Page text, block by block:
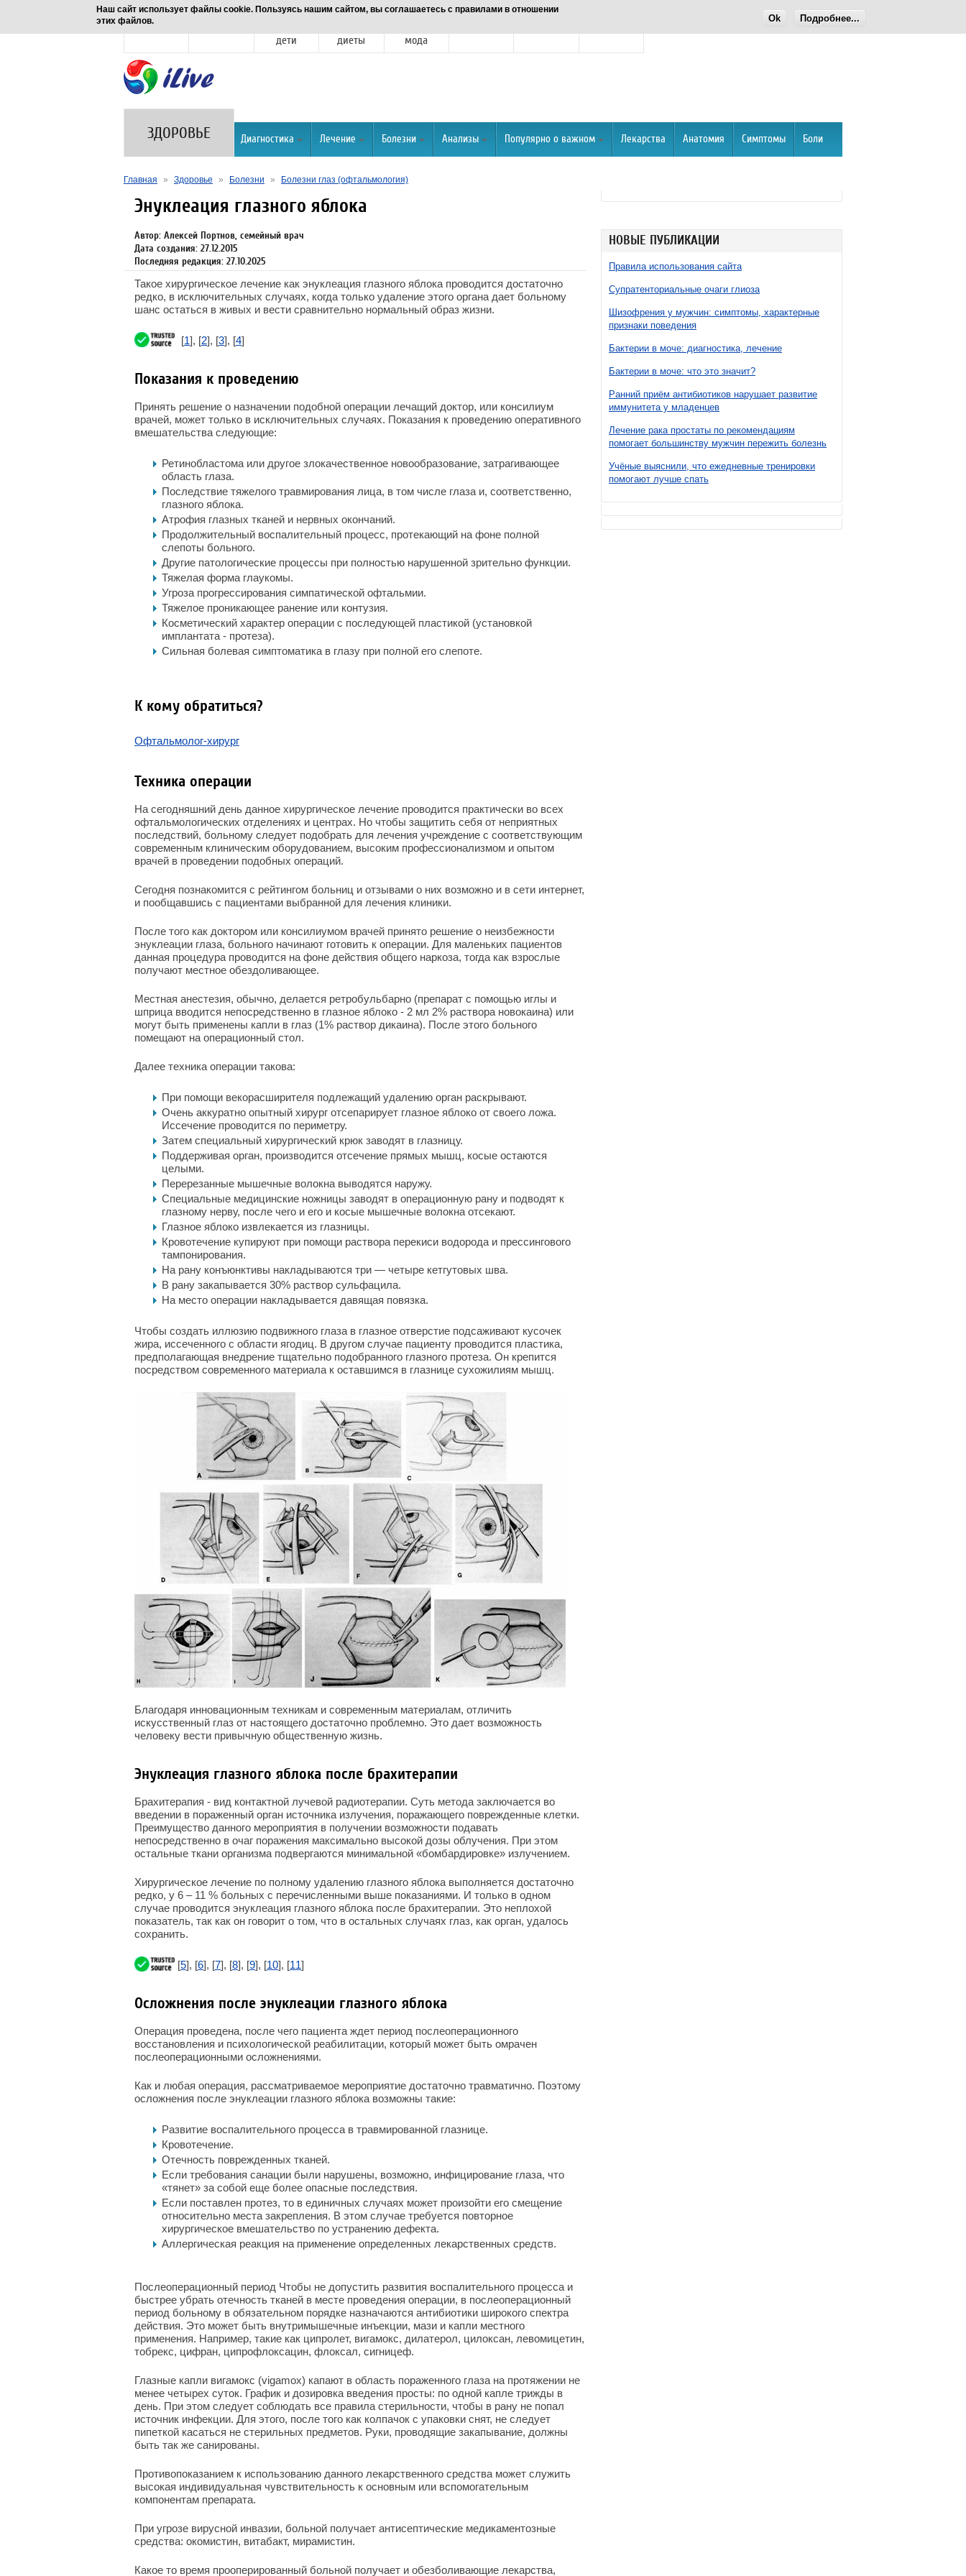
Наш сайт использует файлы cookie. Пользуясь нашим сайтом, вы соглашаетесь с правилами в отношении
этих файлов.
Ok Подробнее...
Новости
дети
диеты
мода
ЗДОРОВЬЕ Диагностика Лечение Болезни Анализы Популярно о важном Лекарства Анатомия Симптомы Боли
Главная » Здоровье » Болезни » Болезни глаз (офтальмология)
НОВЫЕ ПУБЛИКАЦИИ
Правила использования сайта
Супратенториальные очаги глиоза
Шизофрения у мужчин: симптомы, характерные
признаки поведения
Бактерии в моче: диагностика, лечение
Бактерии в моче: что это значит?
Ранний приём антибиотиков нарушает развитие
иммунитета у младенцев
Лечение рака простаты по рекомендациям
помогает большинству мужчин пережить болезнь
Учёные выяснили, что ежедневные тренировки
помогают лучше спать
Энуклеация глазного яблока
Автор: Алексей Портнов, семейный врач
Дата создания: 27.12.2015
Последняя редакция: 27.10.2025
Такое хирургическое лечение как энуклеация глазного яблока проводится достаточно
редко, в исключительных случаях, когда только удаление этого органа дает больному
шанс остаться в живых и вести сравнительно нормальный образ жизни.
[1], [2], [3], [4]
Показания к проведению
Принять решение о назначении подобной операции лечащий доктор, или консилиум
врачей, может только в исключительных случаях. Показания к проведению оперативного
вмешательства следующие:
Ретинобластома или другое злокачественное новообразование, затрагивающее
область глаза.
Последствие тяжелого травмирования лица, в том числе глаза и, соответственно,
глазного яблока.
Атрофия глазных тканей и нервных окончаний.
Продолжительный воспалительный процесс, протекающий на фоне полной
слепоты больного.
Другие патологические процессы при полностью нарушенной зрительно функции.
Тяжелая форма глаукомы.
Угроза прогрессирования симпатической офтальмии.
Тяжелое проникающее ранение или контузия.
Косметический характер операции с последующей пластикой (установкой
имплантата - протеза).
Сильная болевая симптоматика в глазу при полной его слепоте.
К кому обратиться?
Офтальмолог-хирург
Техника операции
На сегодняшний день данное хирургическое лечение проводится практически во всех
офтальмологических отделениях и центрах. Но чтобы защитить себя от неприятных
последствий, больному следует подобрать для лечения учреждение с соответствующим
современным клиническим оборудованием, высоким профессионализмом и опытом
врачей в проведении подобных операций.
Сегодня познакомится с рейтингом больниц и отзывами о них возможно и в сети интернет,
и пообщавшись с пациентами выбранной для лечения клиники.
После того как доктором или консилиумом врачей принято решение о неизбежности
энуклеации глаза, больного начинают готовить к операции. Для маленьких пациентов
данная процедура проводится на фоне действия общего наркоза, тогда как взрослые
получают местное обездоливающее.
Местная анестезия, обычно, делается ретробульбарно (препарат с помощью иглы и
шприца вводится непосредственно в глазное яблоко - 2 мл 2% раствора новокаина) или
могут быть применены капли в глаз (1% раствор дикаина). После этого больного
помещают на операционный стол.
Далее техника операции такова:
При помощи векорасширителя подлежащий удалению орган раскрывают.
Очень аккуратно опытный хирург отсепарирует глазное яблоко от своего ложа.
Иссечение проводится по периметру.
Затем специальный хирургический крюк заводят в глазницу.
Поддерживая орган, производится отсечение прямых мышц, косые остаются
целыми.
Перерезанные мышечные волокна выводятся наружу.
Специальные медицинские ножницы заводят в операционную рану и подводят к
глазному нерву, после чего и его и косые мышечные волокна отсекают.
Глазное яблоко извлекается из глазницы.
Кровотечение купируют при помощи раствора перекиси водорода и прессингового
тампонирования.
На рану конъюнктивы накладываются три — четыре кетгутовых шва.
В рану закапывается 30% раствор сульфацила.
На место операции накладывается давящая повязка.
Чтобы создать иллюзию подвижного глаза в глазное отверстие подсаживают кусочек
жира, иссеченного с области ягодиц. В другом случае пациенту проводится пластика,
предполагающая внедрение тщательно подобранного глазного протеза. Он крепится
посредством современного материала к оставшимся в глазнице сухожилиям мышц.
Благодаря инновационным техникам и современным материалам, отличить
искусственный глаз от настоящего достаточно проблемно. Это дает возможность
человеку вести привычную общественную жизнь.
Энуклеация глазного яблока после брахитерапии
Брахитерапия - вид контактной лучевой радиотерапии. Суть метода заключается во
введении в пораженный орган источника излучения, поражающего поврежденные клетки.
Преимущество данного мероприятия в получении возможности подавать
непосредственно в очаг поражения максимально высокой дозы облучения. При этом
остальные ткани организма подвергаются минимальной «бомбардировке» излучением.
Хирургическое лечение по полному удалению глазного яблока выполняется достаточно
редко, у 6 – 11 % больных с перечисленными выше показаниями. И только в одном
случае проводится энуклеация глазного яблока после брахитерапии. Это неплохой
показатель, так как он говорит о том, что в остальных случаях глаз, как орган, удалось
сохранить.
[5], [6], [7], [8], [9], [10], [11]
Осложнения после энуклеации глазного яблока
Операция проведена, после чего пациента ждет период послеоперационного
восстановления и психологической реабилитации, который может быть омрачен
послеоперационными осложнениями.
Как и любая операция, рассматриваемое мероприятие достаточно травматично. Поэтому
осложнения после энуклеации глазного яблока возможны такие:
Развитие воспалительного процесса в травмированной глазнице.
Кровотечение.
Отечность поврежденных тканей.
Если требования санации были нарушены, возможно, инфицирование глаза, что
«тянет» за собой еще более опасные последствия.
Если поставлен протез, то в единичных случаях может произойти его смещение
относительно места закрепления. В этом случае требуется повторное
хирургическое вмешательство по устранению дефекта.
Аллергическая реакция на применение определенных лекарственных средств.
Послеоперационный период Чтобы не допустить развития воспалительного процесса и
быстрее убрать отечность тканей в месте проведения операции, в послеоперационный
период больному в обязательном порядке назначаются антибиотики широкого спектра
действия. Это может быть внутримышечные инъекции, мази и капли местного
применения. Например, такие как ципролет, вигамокс, дилатерол, цилоксан, левомицетин,
тобрекс, цифран, ципрофлоксацин, флоксал, сигницеф.
Глазные капли вигамокс (vigamox) капают в область пораженного глаза на протяжении не
менее четырех суток. График и дозировка введения просты: по одной капле трижды в
день. При этом следует соблюдать все правила стерильности, чтобы в рану не попал
источник инфекции. Для этого, после того как колпачок с упаковки снят, не следует
пипеткой касаться не стерильных предметов. Руки, проводящие закапывание, должны
быть так же санированы.
Противопоказанием к использованию данного лекарственного средства может служить
высокая индивидуальная чувствительность к основным или вспомогательным
компонентам препарата.
При угрозе вирусной инвазии, больной получает антисептические медикаментозные
средства: окомистин, витабакт, мирамистин.
Какое то время прооперированный больной получает и обезболивающие лекарства,